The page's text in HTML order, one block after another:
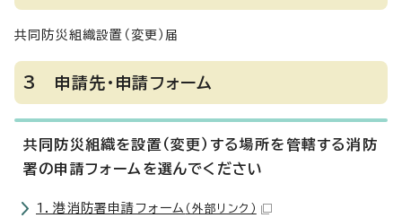
共同防災組織設置（変更）届
3 申請先・申請フォーム
共同防災組織を設置（変更）する場所を管轄する消防
署の申請フォームを選んでください
1．港消防署申請フォーム （外部リンク）